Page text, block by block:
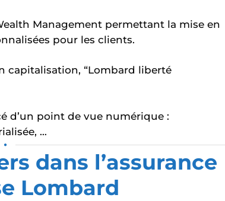
Management permettant la mise en
pour les clients.
capitalisation, “Lombard liberté
d’un point de vue numérique :
…
•
dans l’assurance
Lombard